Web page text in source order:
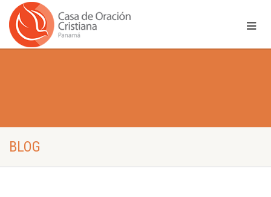
BLOG